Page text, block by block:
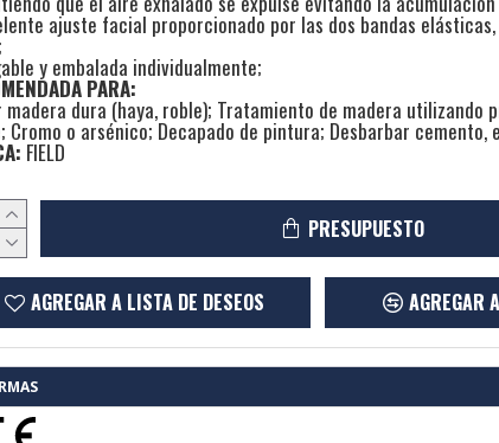
ajuste facial proporcionado por las dos bandas
y embalada individualmente;
PARA:
madera dura (haya, roble); Tratamiento de madera utilizando
Cromo o arsénico; Decapado de pintura; Desbarbar cemento,
FIELD
PRESUPUESTO
AGREGAR A LISTA DE DESEOS AGREGAR